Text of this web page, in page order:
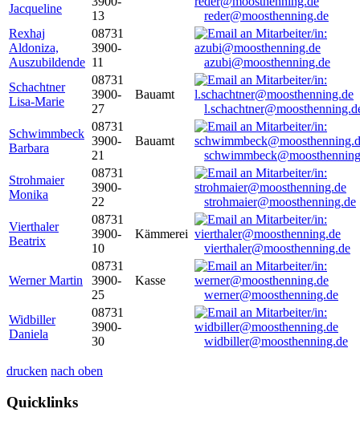
Jacqueline
13
reder@moosthenning.de
Rexhaj
Aldoniza,
Auszubildende
08731
3900-
11
azubi@moosthenning.de
Schachtner
Lisa-Marie
08731
3900-
27
Bauamt
Schwimmbeck
Barbara
08731
3900-
21
Bauamt
Strohmaier
Monika
08731
3900-
22
strohmaier@moosthenning.de
Vierthaler
Beatrix
08731
3900-
10
Kämmerei
vierthaler@moosthenning.de
Werner Martin
08731
3900-
25
Kasse
werner@moosthenning.de
Widbiller
Daniela
08731
3900-
30
widbiller@moosthenning.de
drucken nach oben
Quicklinks